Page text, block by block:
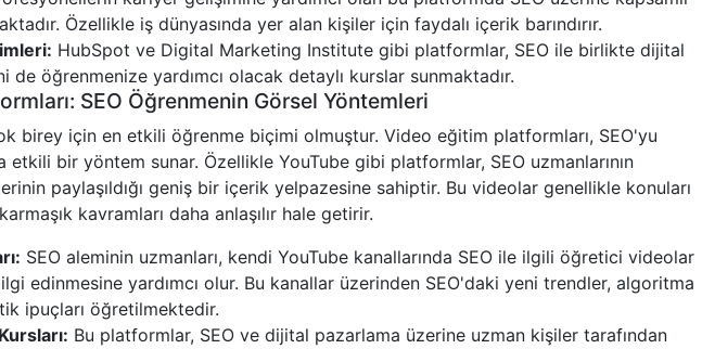
Özellikle iş dünyasında yer alan kişiler için faydalı içerik barındırır.
HubSpot ve Digital Marketing Institute gibi platformlar, SEO ile birlikte dijital
de öğrenmenize yardımcı olacak detaylı kurslar sunmaktadır.
SEO Öğrenmenin Görsel Yöntemleri
birey için en etkili öğrenme biçimi olmuştur. Video eğitim platformları, SEO'yu
bir yöntem sunar. Özellikle YouTube gibi platformlar, SEO uzmanlarının
paylaşıldığı geniş bir içerik yelpazesine sahiptir. Bu videolar genellikle konuları
kavramları daha anlaşılır hale getirir.
SEO aleminin uzmanları, kendi YouTube kanallarında SEO ile ilgili öğretici videolar
edinmesine yardımcı olur. Bu kanallar üzerinden SEO'daki yeni trendler, algoritma
ipuçları öğretilmektedir.
Bu platformlar, SEO ve dijital pazarlama üzerine uzman kişiler tarafından